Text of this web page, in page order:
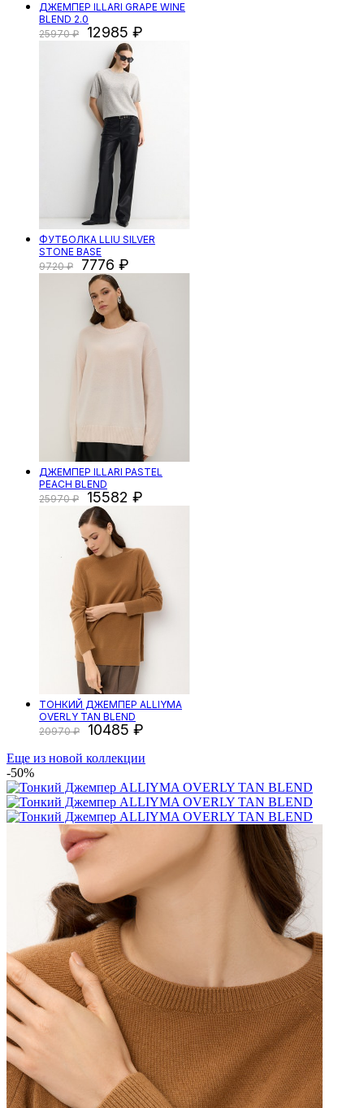
ДЖЕМПЕР ILLARI GRAPE WINE
BLEND 2.0
25970
12985
ФУТБОЛКА LLIU SILVER
STONE BASE
9720
7776
ДЖЕМПЕР ILLARI PASTEL
PEACH BLEND
25970
15582
ТОНКИЙ ДЖЕМПЕР ALLIYMA
OVERLY TAN BLEND
20970
10485
Еще из новой коллекции
-50%